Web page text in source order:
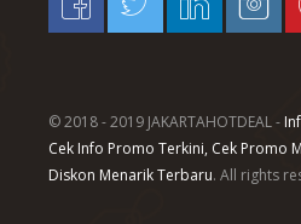
© 2018 - 2019 JAKARTAHOTDEAL -
Cek Info Promo Terkini, Cek Promo
Diskon Menarik Terbaru. All rights